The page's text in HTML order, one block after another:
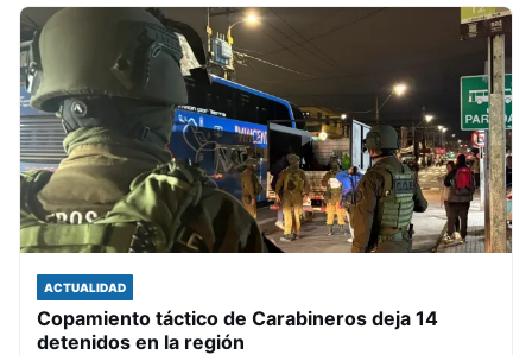
ACTUALIDAD
Copamiento táctico de Carabineros deja 14
detenidos en la región